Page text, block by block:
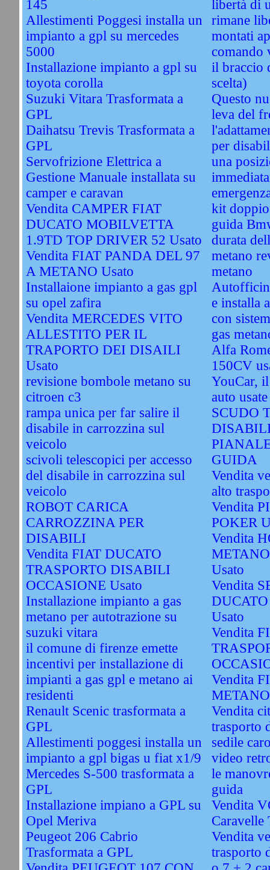
145
Allestimenti Poggesi installa un
impianto a gpl su mercedes
5000
Installazione impianto a gpl su
toyota corolla
Suzuki Vitara Trasformata a
GPL
Daihatsu Trevis Trasformata a
GPL
Servofrizione Elettrica a
Gestione Manuale installata su
camper e caravan
Vendita CAMPER FIAT
DUCATO MOBILVETTA
1.9TD TOP DRIVER 52 Usato
Vendita FIAT PANDA DEL 97
A METANO Usato
Installaione impianto a gas gpl
su opel zafira
Vendita MERCEDES VITO
ALLESTITO PER IL
TRAPORTO DEI DISAILI
Usato
revisione bombole metano su
citroen c3
rampa unica per far salire il
disabile in carrozzina sul
veicolo
scivoli telescopici per accesso
del disabile in carrozzina sul
veicolo
ROBOT CARICA
CARROZZINA PER
DISABILI
Vendita FIAT DUCATO
TRASPORTO DISABILI
OCCASIONE Usato
Installazione impianto a gas
metano per autotrazione su
suzuki vitara
il comune di firenze emette
incentivi per installazione di
impianti a gas gpl e metano ai
residenti
Renault Scenic trasformata a
GPL
Allestimenti poggesi installa un
impianto a gpl bigas u fiat x1/9
Mercedes S-500 trasformata a
GPL
Installazione impiano a GPL su
Opel Meriva
Peugeot 206 Cabrio
Trasformata a GPL
libertà di
rimane
montati
comando
il braccio
scelta)
Questo
leva del
per
una
kit
guida
durata
metano
metano
e installa
con
gas
Alfa
150CV
YouCar,
auto usate
SCUDO
GUIDA
Vendita
alto
Vendita
POKER
Vendita
Usato
Vendita
Usato
Vendita
Vendita
Vendita
trasporto
sedile
video
le
guida
Vendita
Caravelle
Vendita
trasporto